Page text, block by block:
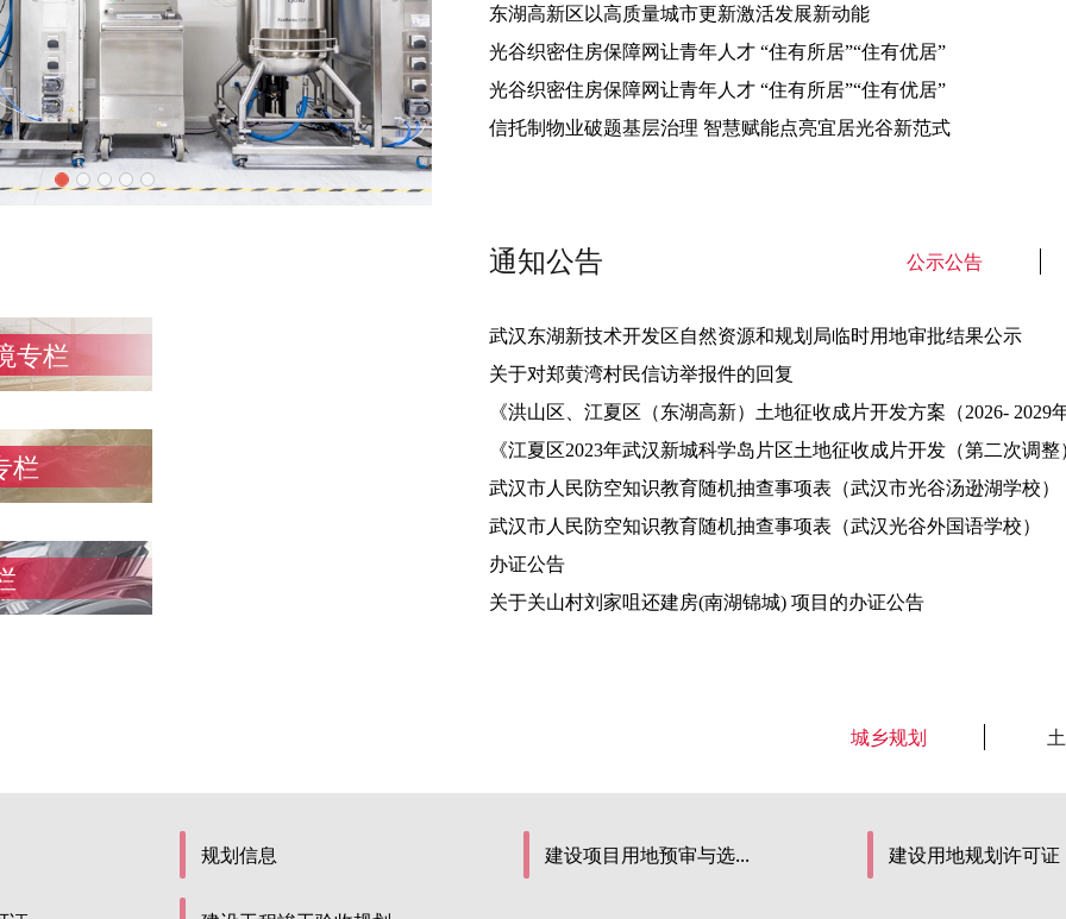
东湖高新区以高质量城市更新激活发展新动能
光谷织密住房保障网让青年人才 “住有所居”“住有优居”
光谷织密住房保障网让青年人才 “住有所居”“住有优居”
信托制物业破题基层治理 智慧赋能点亮宜居光谷新范式
专栏
栏
通知公告 公示公告
武汉东湖新技术开发区自然资源和规划局临时用地审批结果公示
关于对郑黄湾村民信访举报件的回复
《洪山区、江夏区（东湖高新）土地征收成片开发方案（2026- 2029
《江夏区2023年武汉新城科学岛片区土地征收成片开发（第二次调整
武汉市人民防空知识教育随机抽查事项表（武汉市光谷汤逊湖学校）
武汉市人民防空知识教育随机抽查事项表（武汉光谷外国语学校）
办证公告
关于关山村刘家咀还建房(南湖锦城) 项目的办证公告
城乡规划
规划信息 建设项目用地预审与选... 建设用地规划许可证